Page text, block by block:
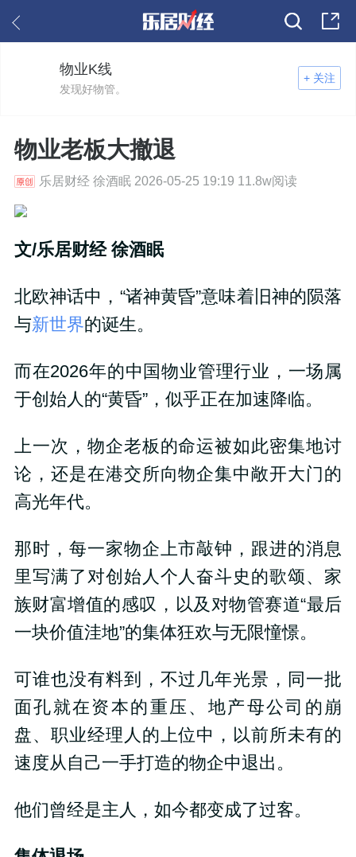
+ 关注
物业K线
发现好物管。
物业老板大撤退
乐居财经 徐酒眠 2026-05-25 19:19 11.8w阅读
文/乐居财经 徐酒眠
北欧神话中，“诸神黄昏”意味着旧神的陨落
与新世界的诞生。
而在2026年的中国物业管理行业，一场属
于创始人的“黄昏”，似乎正在加速降临。
上一次，物企老板的命运被如此密集地讨
论，还是在港交所向物企集中敞开大门的
高光年代。
那时，每一家物企上市敲钟，跟进的消息
里写满了对创始人个人奋斗史的歌颂、家
族财富增值的感叹，以及对物管赛道“最后
一块价值洼地”的集体狂欢与无限憧憬。
可谁也没有料到，不过几年光景，同一批
面孔就在资本的重压、地产母公司的崩
盘、职业经理人的上位中，以前所未有的
速度从自己一手打造的物企中退出。
他们曾经是主人，如今都变成了过客。